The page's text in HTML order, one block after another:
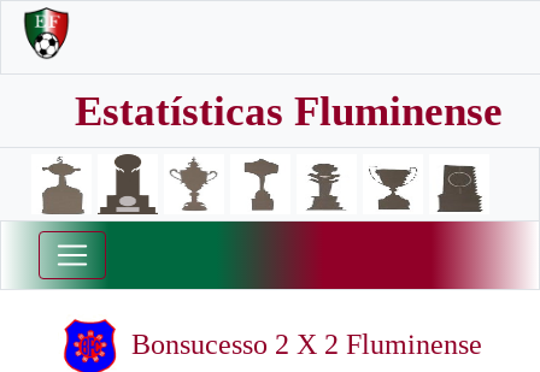
Estatísticas Fluminense
Bonsucesso 2 X 2 Fluminense